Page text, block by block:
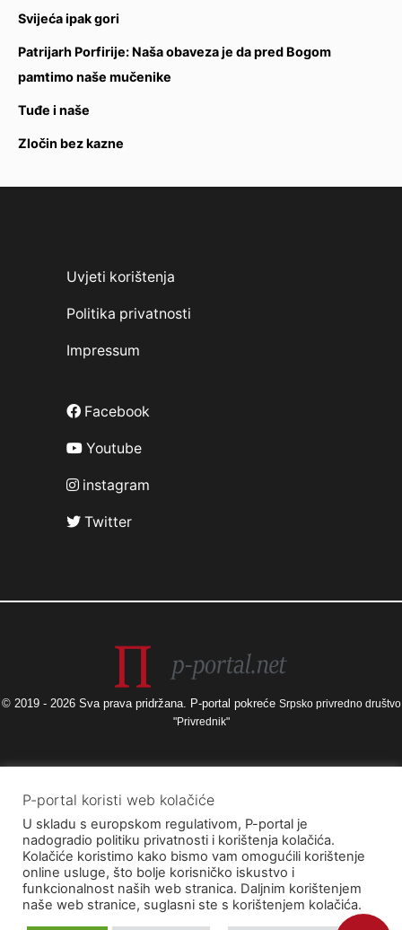
Svijeća ipak gori
Patrijarh Porfirije: Naša obaveza je da pred Bogom
pamtimo naše mučenike
Tuđe i naše
Zločin bez kazne
Uvjeti korištenja
Politika privatnosti
Impressum
Facebook
Youtube
instagram
Twitter
© 2019 - 2026 Sva prava pridržana. P-portal pokreće Srpsko privredno društvo
"Privrednik"
Izneseni stavovi i mišljenja samo su autorova i ne odražavaju nužno
službena stajališta Europske unije ili Europske komisije, kao ni stajališta
Agencije za elektroničke medije ni Ministarstva kulture i medija. Europska
unija i Europska komisija, kao ni Agencija za elektroničke medije ni
Ministarstvo kulture i medija ne mogu se smatrati odgovornima za njih.
P-portal koristi web kolačiće
U skladu s europskom regulativom, P-portal je
nadogradio politiku privatnosti i korištenja kolačića.
Kolačiće koristimo kako bismo vam omogućili korištenje
online usluge, što bolje korisničko iskustvo i
funkcionalnost naših web stranica. Daljnim korištenjem
naše web stranice, suglasni ste s korištenjem kolačića.